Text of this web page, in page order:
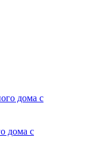
дома с